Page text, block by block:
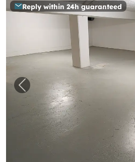
Reply within 24h guaranteed
Previous image for